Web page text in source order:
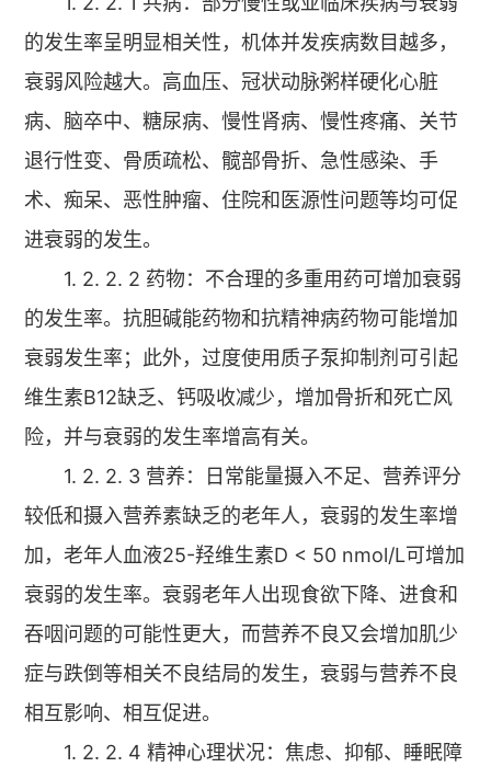
的发生率呈明显相关性，机体并发疾病数目越多，
衰弱风险越大。高血压、冠状动脉粥样硬化心脏
病、脑卒中、糖尿病、慢性肾病、慢性疼痛、关节
退行性变、骨质疏松、髋部骨折、急性感染、手
术、痴呆、恶性肿瘤、住院和医源性问题等均可促
进衰弱的发生。
1. 2. 2. 2 药物：不合理的多重用药可增加衰弱
的发生率。抗胆碱能药物和抗精神病药物可能增加
衰弱发生率；此外，过度使用质子泵抑制剂可引起
维生素B12缺乏、钙吸收减少，增加骨折和死亡风
险，并与衰弱的发生率增高有关。
1. 2. 2. 3 营养：日常能量摄入不足、营养评分
较低和摄入营养素缺乏的老年人，衰弱的发生率增
加，老年人血液25-羟维生素D < 50 nmol/L可增加
衰弱的发生率。衰弱老年人出现食欲下降、进食和
吞咽问题的可能性更大，而营养不良又会增加肌少
症与跌倒等相关不良结局的发生，衰弱与营养不良
相互影响、相互促进。
1. 2. 2. 4 精神心理状况：焦虑、抑郁、睡眠障